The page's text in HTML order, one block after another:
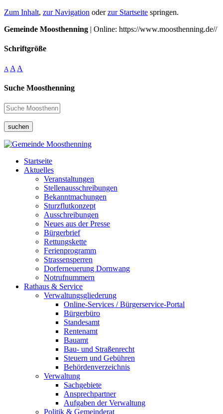
Zum Inhalt, zur Navigation oderzur Startseite springen.
Gemeinde Moosthenning | Online: https://www.moosthenning.de//
Schriftgröße
A A A
Suche Moosthenning
suchen
Startseite
Aktuelles
Veranstaltungen
Stellenausschreibungen
Bekanntmachungen
Sturzflutkonzept
Ausschreibungen
Neues aus der Presse
Bürgerbrief
Rettungskette
Ferienprogramm
Strassensperren
Dorferneuerung Dornwang
Notrufnummern
Rathaus & Service
Verwaltungsgliederung
Online-Services / Bürgerservice-Portal
Bürgerbüro
Standesamt
Rentenamt
Bauamt
Bau- und Straßenrecht
Steuern und Gebühren
Behördenverzeichnis
Verwaltung
Sachgebiete
Ansprechpartner
Aufgaben der Verwaltung
Politik & Gemeinderat